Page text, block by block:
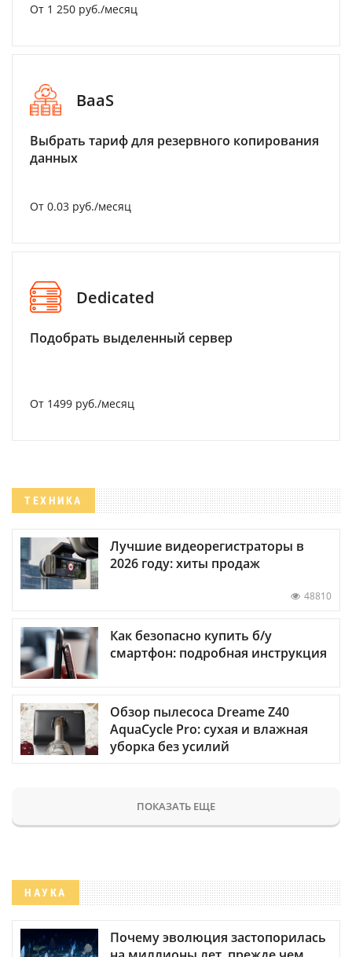
От 1 250 руб./месяц
BaaS
Выбрать тариф для резервного копирования
данных
От 0.03 руб./месяц
Dedicated
Подобрать выделенный сервер
От 1499 руб./месяц
ТЕХНИКА
Лучшие видеорегистраторы в
2026 году: хиты продаж
48810
Как безопасно купить б/у
смартфон: подробная инструкция
Обзор пылесоса Dreame Z40
AquaCycle Pro: сухая и влажная
уборка без усилий
ПОКАЗАТЬ ЕЩЕ
НАУКА
Почему эволюция застопорилась